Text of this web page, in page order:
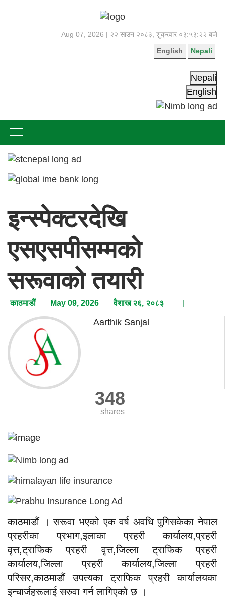
Aug 07, 2026 | २२ साउन २०८३, शुक्रवार ०३:५३:२३ बजे
Nepali
English
Nepali
English
इन्स्पेक्टरदेखि
एसएसपीसम्मको
सरूवाको तयारी
काठमाडाैं May 09, 2026 वैशाख २६, २०८३
Aarthik Sanjal
348
shares
काठमाडौं । सरूवा भएको एक वर्ष अवधि पुगिसकेका नेपाल
प्रहरीका प्रभाग,इलाका प्रहरी कार्यालय,प्रहरी
वृत्त,ट्राफिक प्रहरी वृत्त,जिल्ला ट्राफिक प्रहरी
कार्यालय,जिल्ला प्रहरी कार्यालय,जिल्ला प्रहरी
परिसर,काठमाडौं उपत्यका ट्राफिक प्रहरी कार्यालयका
इन्चार्जहरूलाई सरुवा गर्न लागिएको छ ।